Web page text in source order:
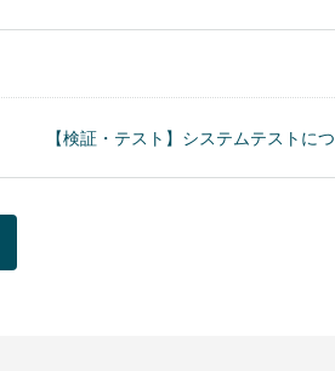
【検証・テスト】システムテストに